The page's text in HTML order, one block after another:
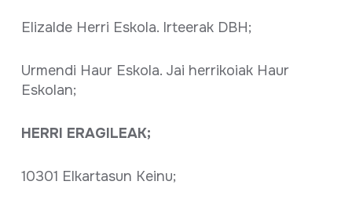
Elizalde Herri Eskola. Irteerak DBH;
Urmendi Haur Eskola. Jai herrikoiak Haur
Eskolan;
HERRI ERAGILEAK;
10301 Elkartasun Keinu;